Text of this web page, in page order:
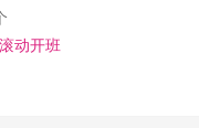
滚动开班